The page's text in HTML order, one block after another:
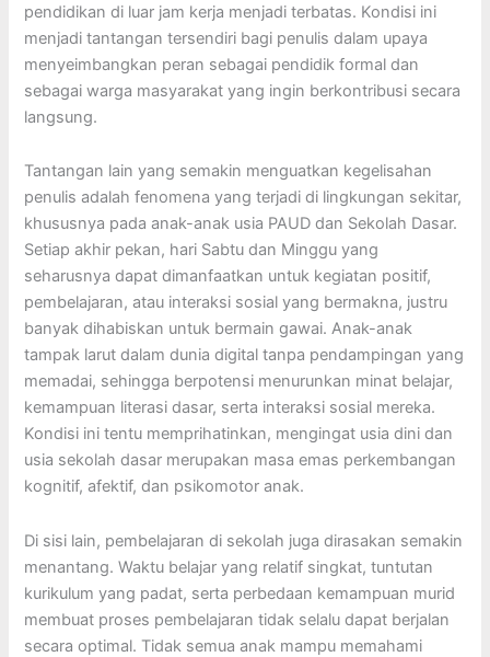
pendidikan di luar jam kerja menjadi terbatas. Kondisi ini
menjadi tantangan tersendiri bagi penulis dalam upaya
menyeimbangkan peran sebagai pendidik formal dan
sebagai warga masyarakat yang ingin berkontribusi secara
langsung.
Tantangan lain yang semakin menguatkan kegelisahan
penulis adalah fenomena yang terjadi di lingkungan sekitar,
khususnya pada anak-anak usia PAUD dan Sekolah Dasar.
Setiap akhir pekan, hari Sabtu dan Minggu yang
seharusnya dapat dimanfaatkan untuk kegiatan positif,
pembelajaran, atau interaksi sosial yang bermakna, justru
banyak dihabiskan untuk bermain gawai. Anak-anak
tampak larut dalam dunia digital tanpa pendampingan yang
memadai, sehingga berpotensi menurunkan minat belajar,
kemampuan literasi dasar, serta interaksi sosial mereka.
Kondisi ini tentu memprihatinkan, mengingat usia dini dan
usia sekolah dasar merupakan masa emas perkembangan
kognitif, afektif, dan psikomotor anak.
Di sisi lain, pembelajaran di sekolah juga dirasakan semakin
menantang. Waktu belajar yang relatif singkat, tuntutan
kurikulum yang padat, serta perbedaan kemampuan murid
membuat proses pembelajaran tidak selalu dapat berjalan
secara optimal. Tidak semua anak mampu memahami